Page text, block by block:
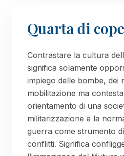
Quarta di
Contrastare la cultura
significa solamente
impiego delle bombe, dei
mobilitazione ma
orientamento di una
militarizzazione e la
guerra come strumento
conflitti. Significa